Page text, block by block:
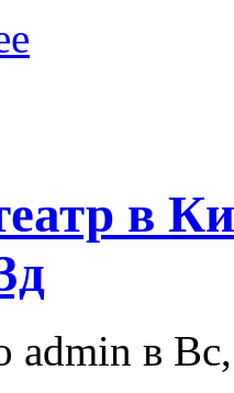
в
admin в